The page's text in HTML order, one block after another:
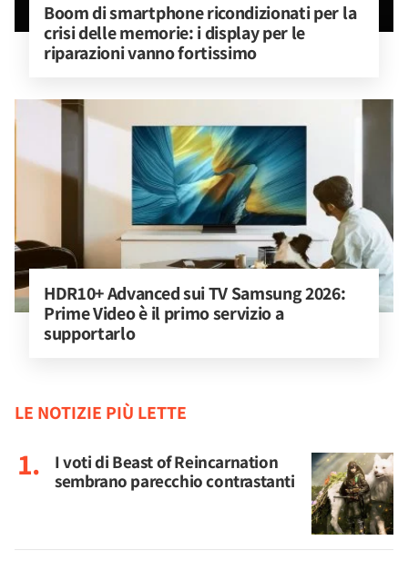
Boom di smartphone ricondizionati per la
crisi delle memorie: i display per le
riparazioni vanno fortissimo
HDR10+ Advanced sui TV Samsung 2026:
Prime Video è il primo servizio a
supportarlo
LE NOTIZIE PIÙ LETTE
I voti di Beast of Reincarnation
sembrano parecchio contrastanti